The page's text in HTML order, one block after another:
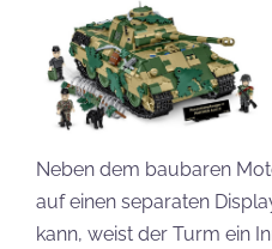
Neben dem baubaren
auf einen separaten
kann, weist der Turm ein